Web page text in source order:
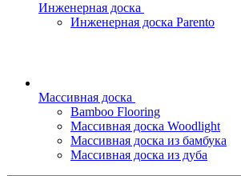
Инженерная доска
Инженерная доска Parento
Массивная доска
Bamboo Flooring
Массивная доска Woodlight
Массивная доска из бамбука
Массивная доска из дуба